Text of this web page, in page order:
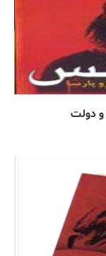
و دولت